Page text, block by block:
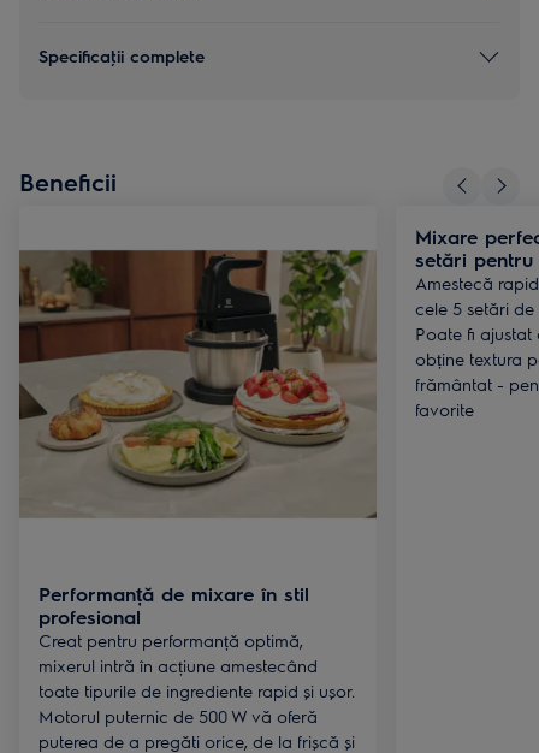
Specificaţii complete
Beneficii
Performanță de mixare în stil
profesional
Creat pentru performanță optimă,
mixerul intră în acțiune amestecând
toate tipurile de ingrediente rapid și ușor.
Motorul puternic de 500 W vă oferă
puterea de a pregăti orice, de la frișcă și
Mixare
setări pentru
Amestecă
cele 5 setări
Poate fi ajustat
obține textura
frământat -
favorite